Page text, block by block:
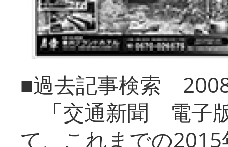
■過去記事検索
「交通新聞 電子
て、これまでの